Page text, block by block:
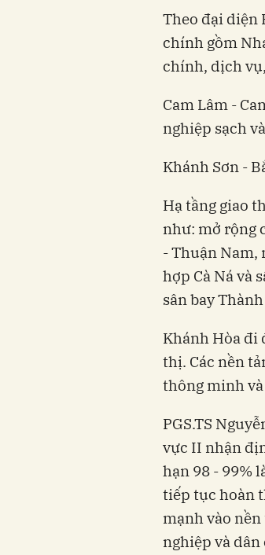
Theo đại diện
chính gồm
chính, dịch
Cam Lâm -
nghiệp sạch
Khánh Sơn -
Hạ tầng giao
như: mở rộng
- Thuận Nam,
hợp Cà Ná và
sân bay
Khánh Hòa đi
thị. Các nền
thông minh
PGS.TS
vực II nhận
hạn 98 - 99%
tiếp tục hoàn
mạnh vào
nghiệp và dân